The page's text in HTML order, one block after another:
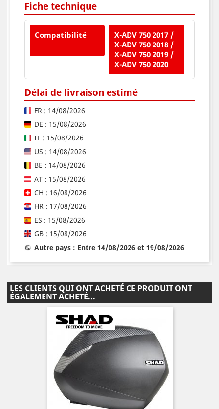
Fiche technique
Compatibilité
X-ADV 750 2017 /
X-ADV 750 2018 /
X-ADV 750 2019 /
X-ADV 750 2020
Délai de livraison estimé
FR : 14/08/2026
DE : 15/08/2026
IT : 15/08/2026
US : 14/08/2026
BE : 14/08/2026
AT : 15/08/2026
CH : 16/08/2026
HR : 17/08/2026
ES : 15/08/2026
GB : 15/08/2026
Autre pays : Entre 14/08/2026 et 19/08/2026
LES CLIENTS QUI ONT ACHETÉ CE PRODUIT ONT
ÉGALEMENT ACHETÉ...